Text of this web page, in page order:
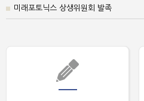
미래포토닉스 상생위원회 발족